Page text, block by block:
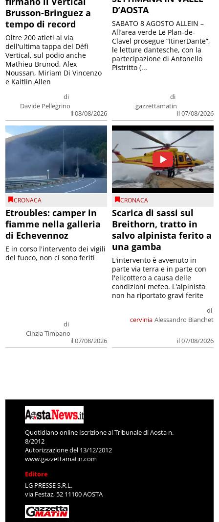
Brusson-Bringuez a
tempo di record
di
Davide Pellegrino
il 08/08/2026
Oltre 200 atleti al via
dell'ultima tappa del Défì
Vertical, sul podio anche
Mathieu Brunod, Alex
Noussan, Miriam Di Vincenzo
e Kaitlin Allen
D’AOSTA
di
gazzettamatin
il 07/08/2026
SABATO 8 AGOSTO ALLEIN –
All’area verde Le Plan-de-
Clavel prosegue “ItinerDante”,
le letture dantesche, con la
partecipazione di Antonello
Pistritto (...
CRONACA
Etroubles: camper in
fiamme nella galleria
di Echevennoz
di
Cinzia Timpano
il 07/08/2026
E in corso l'intervento dei vigili
del fuoco, non ci sono feriti
CRONACA
Scarica di sassi sul
Breithorn, tratto in
salvo alpinista ferito a
una gamba
cervinia
di
Alessandro Bianchet
il 07/08/2026
L'intervento è avvenuto in
parte via terra e in parte con
l'elicottero a causa delle
condizioni meteo. L'alpinista
non ha riportato gravi ferite
Quotidiano online Iscrizione al Tribunale di Aosta n.
8/2012
Autorizzazione del 13/12/2012
www.gazzettamatin.com
Editore
LG PRESSE S.R.L.
via Festaz, 52 11100 AOSTA